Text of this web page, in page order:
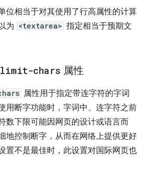
位相当于对其使用了行高属性的计算
为 <textarea> 指定相当于预期文
limit-chars 属性
属性用于指定带连字符的字词
用断字功能时，字词中、连字符之前
数下限可能因网页的设计或语言而
地控制断字，从而在网络上提供更好
置不是最佳时，此设置对国际网页也